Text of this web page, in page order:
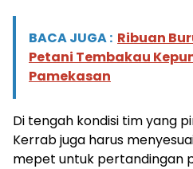
BACA JUGA : Ribuan
Petani Tembakau
Pamekasan
Di tengah kondisi tim yang
Kerrab juga harus
mepet untuk pertandingan